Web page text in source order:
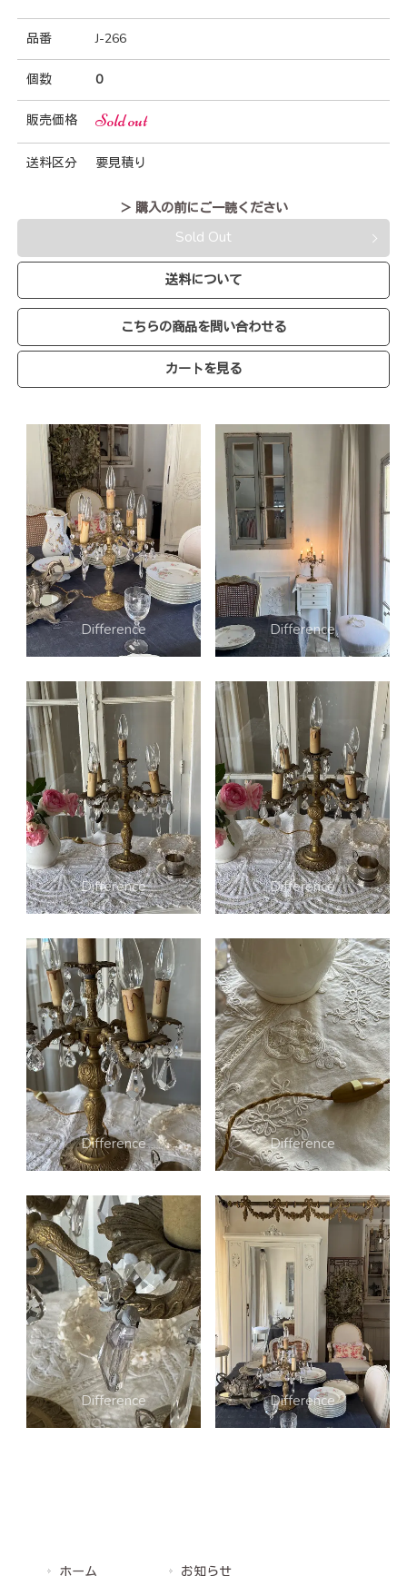
品番 J-266
個数 0
販売価格 Sold out
送料区分 要見積り
＞ 購入の前にご一読ください
Sold Out
送料について
こちらの商品を問い合わせる
カートを見る
ホーム お知らせ